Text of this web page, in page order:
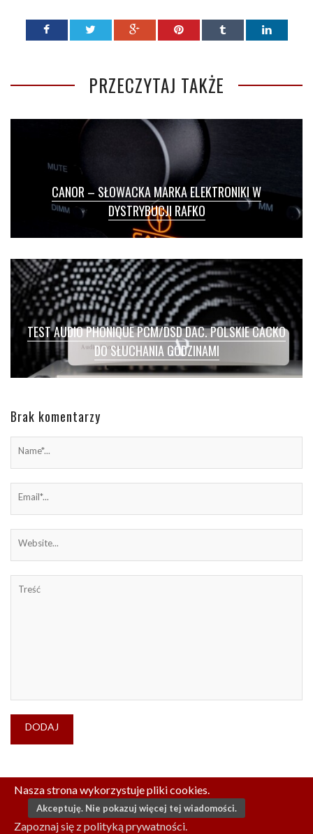
PRZECZYTAJ TAKŻE
CANOR – SŁOWACKA MARKA ELEKTRONIKI W
DYSTRYBUCJI RAFKO
TEST AUDIO PHONIQUE PCM/DSD DAC. POLSKIE CACKO
DO SŁUCHANIA GODZINAMI
Brak komentarzy
© COPYRIGHT WSTEREO.PL. ALL RIGHTS RESERVED.
Nasza strona wykorzystuje pliki cookies.
Akceptuję. Nie pokazuj więcej tej wiadomości.
Zapoznaj się z polityką prywatności.